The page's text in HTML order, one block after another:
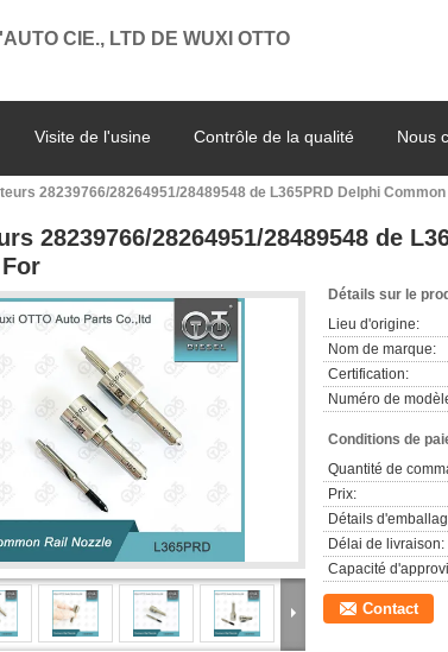
CIE., LTD DE WUXI OTTO
Visite de l'usine Contrôle de la qualité Nous
28239766/28264951/28489548 de L365PRD Delphi
28239766/28264951/28489548 de
Détails sur le
Lieu d'origine:
Nom de marque:
Certification:
Numéro de
Conditions de
Quantité de
Prix:
Détails
Délai de livraison:
Capacité
Contact